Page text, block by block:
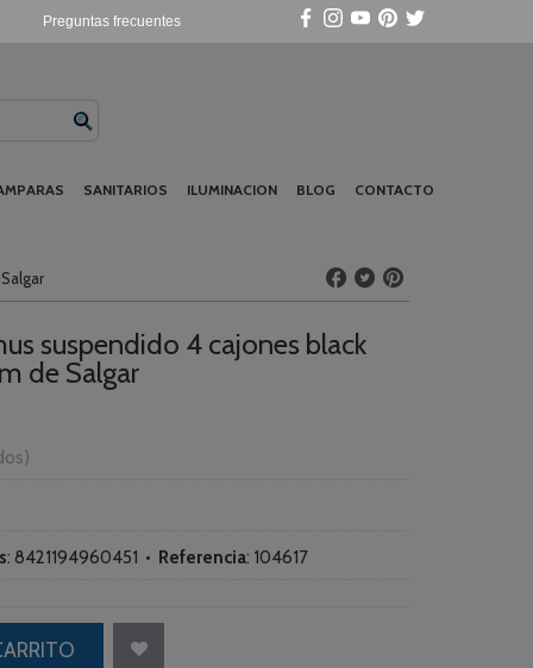
Preguntas frecuentes
SANITARIOS ILUMINACION BLOG CONTACTO
suspendido 4 cajones black
de Salgar
: 8421194960451 • Referencia: 104617